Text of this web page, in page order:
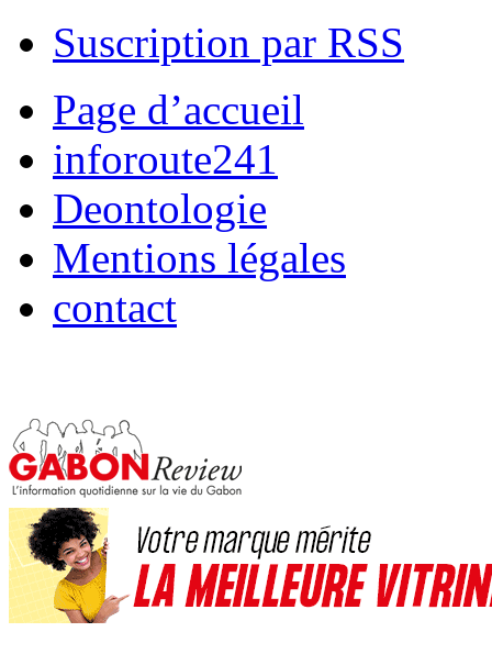
Suscription par RSS
Page d’accueil
inforoute241
Deontologie
Mentions légales
contact